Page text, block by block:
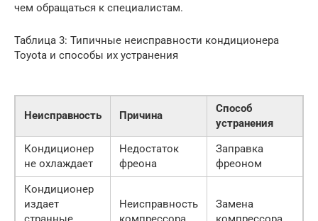
чем обращаться к специалистам.
Таблица 3: Типичные неисправности кондиционера
Toyota и способы их устранения
Неисправность Причина
Способ
устранения
Кондиционер
не охлаждает
Недостаток
фреона
Заправка
фреоном
Кондиционер
издает
Неисправность
Замена